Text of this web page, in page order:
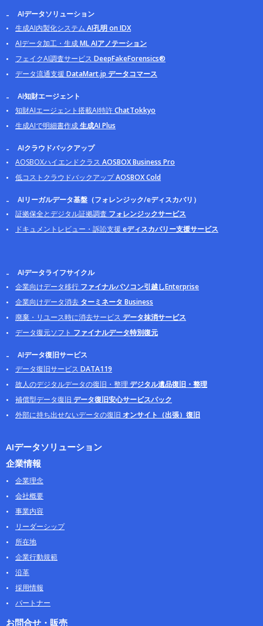
AIデータソリューション
生成AI内製化システム AI孔明 on IDX
AIデータ加工・生成ML AIアノテーション
フェイクAI調査サービス DeepFakeForensics®
データ流通支援DataMart.jp データコマース
AI知財エージェント
知財AIエージェント搭載AI特許ChatTokkyo
生成AIで明細書作成生成AI Plus
AIクラウドバックアップ
AOSBOXハイエンドクラス AOSBOX Business Pro
低コストクラウドバックアップAOSBOX Cold
AIリーガルデータ基盤（フォレンジック/eディスカバリ）
証拠保全とデジタル証拠調査 フォレンジックサービス
ドキュメントレビュー・訴訟支援eディスカバリー支援サービス
AIデータライフサイクル
企業向けデータ移行 ファイナルパソコン引越しEnterprise
企業向けデータ消去 ターミネータ Business
廃棄・リユース時に消去サービス データ抹消サービス
データ復元ソフト ファイナルデータ特別復元
AIデータ復旧サービス
データ復旧サービス DATA119
故人のデジタルデータの復旧・整理デジタル遺品復旧・整理
補償型データ復旧 データ復旧安心サービスパック
外部に持ち出せないデータの復旧 オンサイト（出張）復旧
AIデータソリューション
企業情報
企業理念
会社概要
事業内容
リーダーシップ
所在地
企業行動規範
沿革
採用情報
パートナー
お問合せ・販売